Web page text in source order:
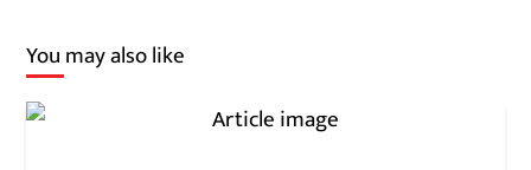
You may also like